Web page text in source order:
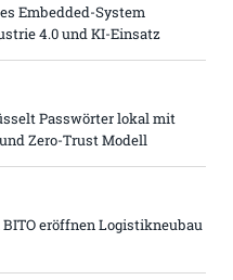
Embedded-System
4.0 und KI-Einsatz
Passwörter lokal mit
Zero-Trust Modell
eröffnen Logistikneubau